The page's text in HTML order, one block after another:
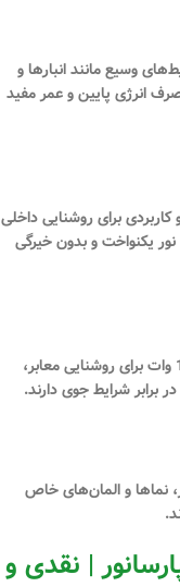
وسیع مانند انبارها و
انرژی پایین و عمر مفید
برای روشنایی داخلی
یکنواخت و بدون خیرگی
برای روشنایی معابر،
در برابر شرایط جوی دارند.
نماها و المان‌های خاص
| نقدی و